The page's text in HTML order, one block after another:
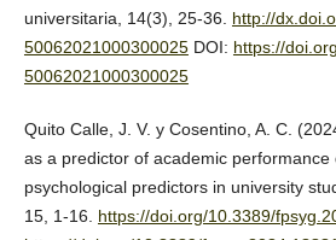
universitaria, 14(3), 25-36. http://
50062021000300025DOI: https://
50062021000300025
Quito Calle, J. V. y Cosentino, A. C.
as a predictor of academic performance
psychological predictors in university
15, 1-16. https://doi.org/10.3389/